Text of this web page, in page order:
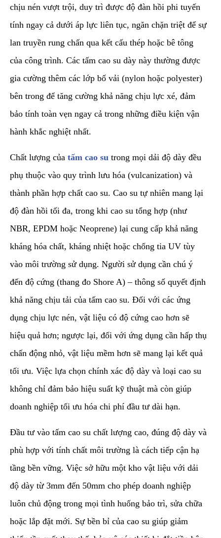
chịu nén vượt trội, duy trì được độ đàn hồi phi tuyến
tính ngay cả dưới áp lực liên tục, ngăn chặn triệt để sự
lan truyền rung chấn qua kết cấu thép hoặc bê tông
của công trình. Các tấm cao su dày này thường được
gia cường thêm các lớp bố vải (nylon hoặc polyester)
bên trong để tăng cường khả năng chịu lực xé, đảm
bảo tính toàn vẹn ngay cả trong những điều kiện vận
hành khắc nghiệt nhất.
​Chất lượng của tấm cao su trong mọi dải độ dày đều
phụ thuộc vào quy trình lưu hóa (vulcanization) và
thành phần hợp chất cao su. Cao su tự nhiên mang lại
độ đàn hồi tối đa, trong khi cao su tổng hợp (như
NBR, EPDM hoặc Neoprene) lại cung cấp khả năng
kháng hóa chất, kháng nhiệt hoặc chống tia UV tùy
vào môi trường sử dụng. Người sử dụng cần chú ý
đến độ cứng (thang đo Shore A) – thông số quyết định
khả năng chịu tải của tấm cao su. Đối với các ứng
dụng chịu lực nén, vật liệu có độ cứng cao hơn sẽ
hiệu quả hơn; ngược lại, đối với ứng dụng cần hấp thụ
chấn động nhỏ, vật liệu mềm hơn sẽ mang lại kết quả
tối ưu. Việc lựa chọn chính xác độ dày và loại cao su
không chỉ đảm bảo hiệu suất kỹ thuật mà còn giúp
doanh nghiệp tối ưu hóa chi phí đầu tư dài hạn.
​Đầu tư vào tấm cao su chất lượng cao, đúng độ dày và
phù hợp với tính chất môi trường là cách tiếp cận hạ
tầng bền vững. Việc sở hữu một kho vật liệu với dải
độ dày từ 3mm đến 50mm cho phép doanh nghiệp
luôn chủ động trong mọi tình huống bảo trì, sửa chữa
hoặc lắp đặt mới. Sự bền bỉ của cao su giúp giảm